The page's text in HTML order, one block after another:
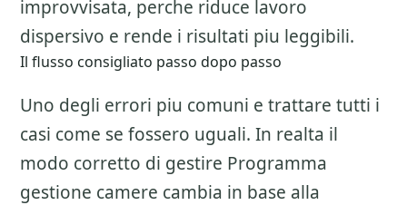
improvvisata, perche riduce lavoro
dispersivo e rende i risultati piu leggibili.
Il flusso consigliato passo dopo passo
Uno degli errori piu comuni e trattare tutti i
casi come se fossero uguali. In realta il
modo corretto di gestire Programma
gestione camere cambia in base alla